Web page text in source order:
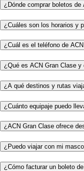
¿Dónde comprar boletos
¿Cuáles son los horarios y
¿Cuál es el teléfono de
¿Qué es ACN Gran Clase
¿A qué destinos y rutas
¿Cuánto equipaje puedo
¿ACN Gran Clase ofrece
¿Puedo viajar con mi
¿Cómo facturar un boleto